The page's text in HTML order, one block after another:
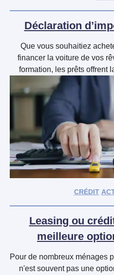
Déclaration
Que vous souhaitiez
financer la voiture de vos
formation, les prêts offrent
CRÉDIT
Leasing ou
meilleure
Pour de nombreux ménages
n'est souvent pas une